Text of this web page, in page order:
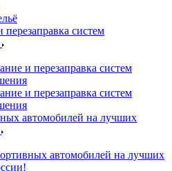
систем
и перезаправка систем
и перезаправка систем
автомобилей на лучших
автомобилей на лучших